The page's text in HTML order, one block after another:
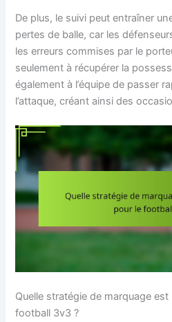
De plus, le suivi peut entraîner
pertes de balle, car les
les erreurs commises par le
seulement à récupérer la
également à l’équipe de passer
l’attaque, créant ainsi des
Quelle stratégie de marquage est
football 3v3 ?